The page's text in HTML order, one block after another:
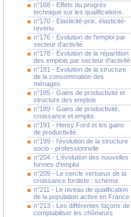
n°168 - Effets du progrès
technique sur les qualifications.
n°170 - Elasticité-prix, élasticité-
revenu
n°176 - Evolution de l'emploi par
secteur d'activité.
n°178 - Evolution de la répartition
des emplois par secteur d'activité
n°181 - Evolution de la structure
de la consommation des
ménages
n°185 - Gains de productivité et
structure des emplois
n°189 - Gains de productivité,
croissance et emploi.
n°191 - Henry Ford et les gains
de productivité.
n°199 - l'évolution de la structure
socio - professionnelle
n°204 - L'évolution des nouvelles
formes d'emploi
n°209 - Le cercle vertueux de la
croissance fordiste : schéma
n°211 - Le niveau de qualification
de la population active en France
n°213 - Les différentes façons de
comptabiliser les chômeurs